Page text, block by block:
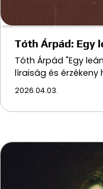
Tóth Árpád: Egy
Tóth Árpád "Egy
líraiság és érzékeny
2026.04.03.